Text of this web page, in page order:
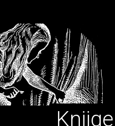
Knjige